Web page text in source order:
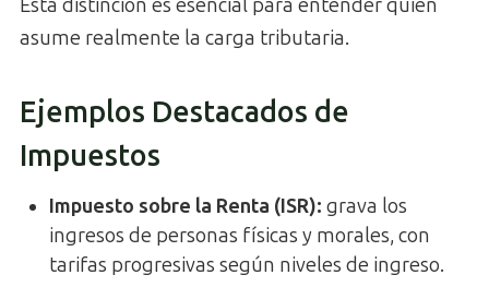
Esta distinción es esencial para entender quién
asume realmente la carga tributaria.
Ejemplos Destacados de
Impuestos
Impuesto sobre la Renta (ISR): grava los
ingresos de personas físicas y morales, con
tarifas progresivas según niveles de ingreso.